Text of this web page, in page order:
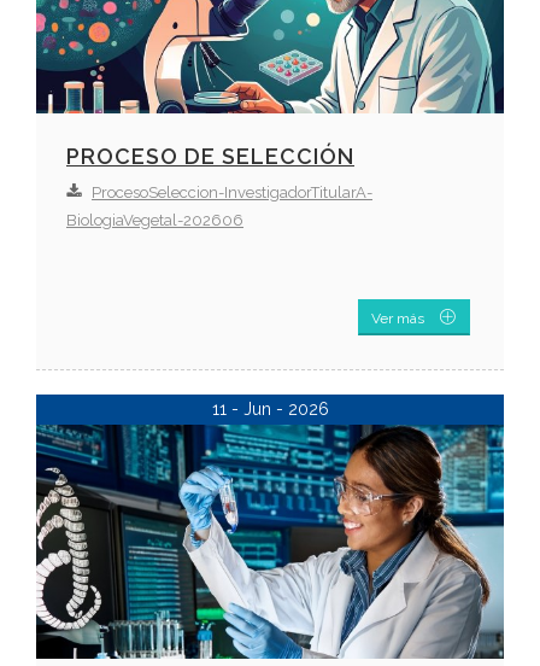
PROCESO DE SELECCIÓN
ProcesoSeleccion-InvestigadorTitularA-
BiologiaVegetal-202606
Ver más
11 - Jun - 2026